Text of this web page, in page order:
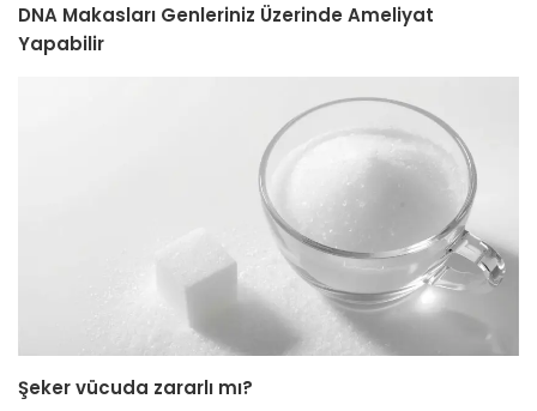
DNA Makasları Genleriniz Üzerinde Ameliyat
Yapabilir
Şeker vücuda zararlı mı?